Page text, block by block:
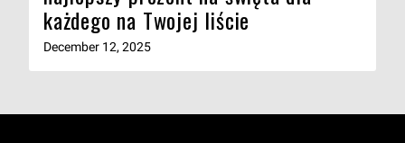
każdego na Twojej liście
December 12, 2025